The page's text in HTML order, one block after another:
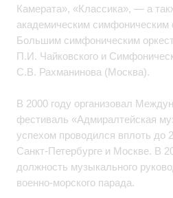
Камерата», «Классика», — а
академическим симфоническим
Большим симфоническим
П.И. Чайковского и
С.В. Рахманинова (Москва).
В 2000 году организовал
фестиваль «Адмиралтейская
успехом проводился вплоть до
Санкт‑Петербурге и Москве. В
должность музыкального
военно‑морского парада.